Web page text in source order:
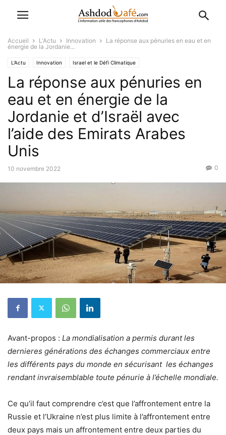
Accueil L'Actu Innovation
La réponse aux pénuries en eau et en
énergie de la Jordanie...
L'Actu Innovation Israel et le Défi Climatique
La réponse aux pénuries en
eau et en énergie de la
Jordanie et d’Israël avec
l’aide des Emirats Arabes
Unis
10 novembre 2022 0
Avant-propos : La mondialisation a permis durant les
dernieres générations des échanges commerciaux entre
les différents pays du monde en sécurisant les échanges
rendant invraisemblable toute pénurie à l’échelle mondiale.
Ce qu’il faut comprendre c’est que l’affrontement entre la
Russie et l’Ukraine n’est plus limite à l’affrontement entre
deux pays mais un affrontement entre deux parties du